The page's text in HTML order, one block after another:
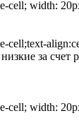
cell; width:
cell;text-
за счет
cell; width: